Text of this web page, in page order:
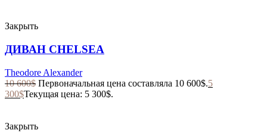
Закрыть
ДИВАН CHELSEA
Theodore Alexander
10 600$ Первоначальная цена составляла 10 600$.5
300$Текущая цена: 5 300$.
Закрыть